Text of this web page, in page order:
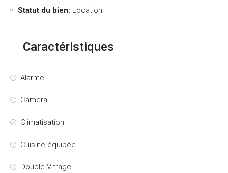
Statut du bien: Location
Caractéristiques
Alarme
Camera
Climatisation
Cuisine équipée
Double Vitrage